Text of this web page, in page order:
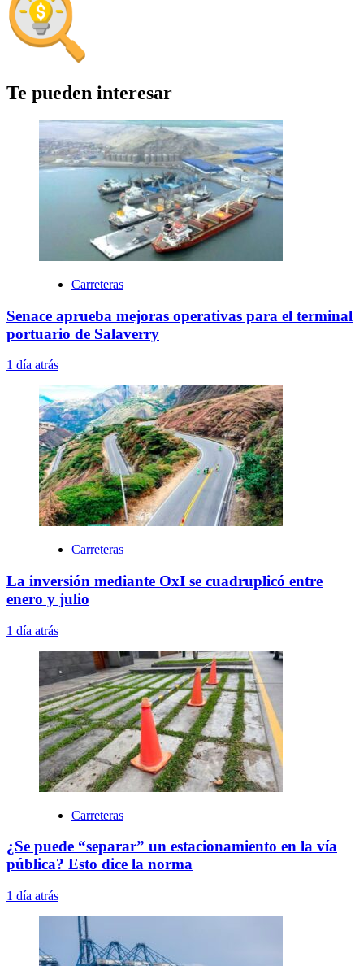
Te pueden interesar
Carreteras
Senace aprueba mejoras operativas para el terminal
portuario de Salaverry
1 día atrás
Carreteras
La inversión mediante OxI se cuadruplicó entre
enero y julio
1 día atrás
Carreteras
¿Se puede “separar” un estacionamiento en la vía
pública? Esto dice la norma
1 día atrás